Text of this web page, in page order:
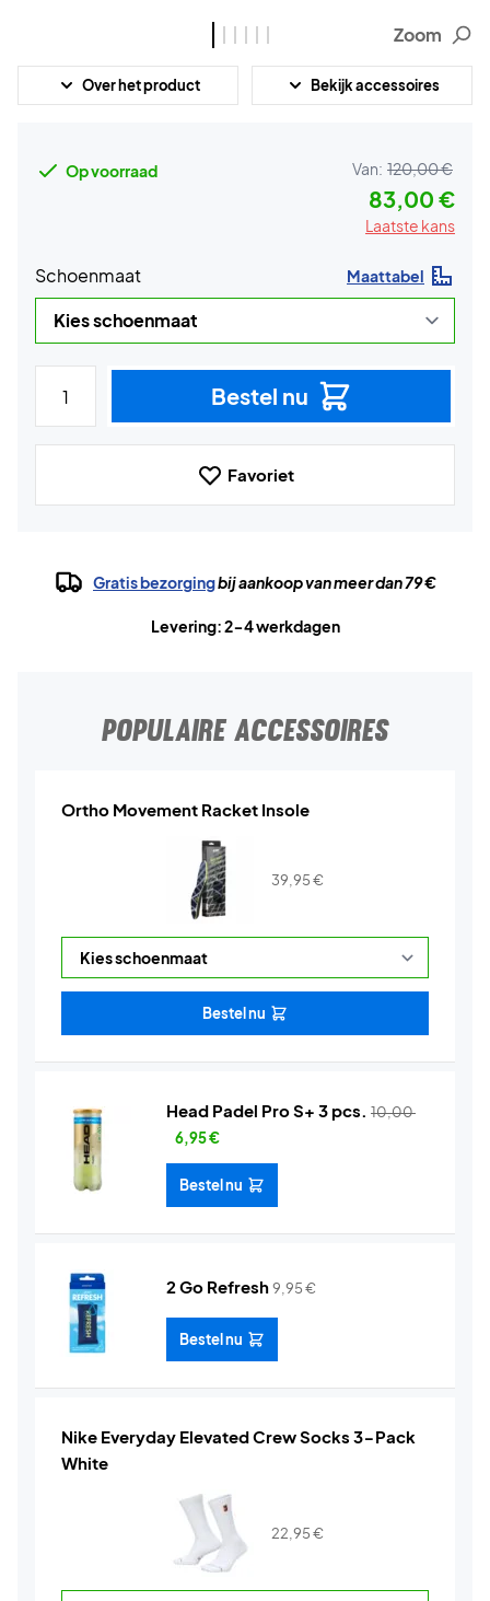
Zoom
Over het product Bekijk accessoires
Op voorraad Van: 120,00 €
83,00 €
Laatste kans
Schoenmaat Maattabel
Bestel nu
Favoriet
Gratis bezorgingbij aankoop van meer dan 79 €
Levering: 2-4 werkdagen
POPULAIRE ACCESSOIRES
Ortho Movement Racket Insole
39,95€
Bestel nu
Head Padel Pro S+ 3 pcs. 10,00
6,95€
Bestel nu
2 Go Refresh9,95€
Bestel nu
Nike Everyday Elevated Crew Socks 3-Pack
White
22,95€